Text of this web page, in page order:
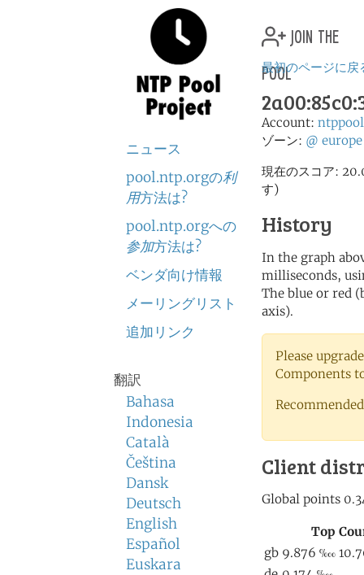
ニュース
pool.ntp.orgの利
用方法は?
pool.ntp.orgへの
参加方法は?
ベンダ向け情報
メーリングリスト
追加リンク
翻訳
Bahasa
Indonesia
Català
Čeština
Dansk
Deutsch
English
Español
Euskara
join the
pool
最初のページに戻
Account:
ゾーン: @ europe
現在のスコア:
す)
History
In the graph
milliseconds,
The blue or red
axis).
Please
Components
Client